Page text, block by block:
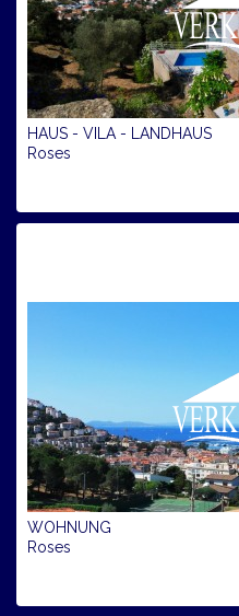
HAUS - VILA - LANDHAUS
Roses
WOHNUNG
Roses